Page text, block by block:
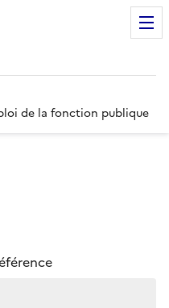
de la fonction publique